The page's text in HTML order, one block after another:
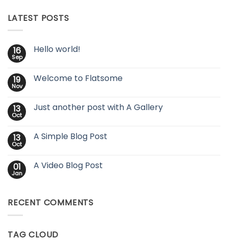
LATEST POSTS
16
Sep
Hello world!
19
Nov
Welcome to Flatsome
13
Oct
Just another post with A Gallery
13
Oct
A Simple Blog Post
01
Jan
A Video Blog Post
RECENT COMMENTS
TAG CLOUD